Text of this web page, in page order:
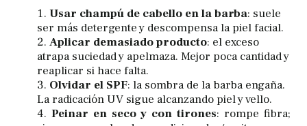
Usar champú de cabello en la barba: suele
ser más detergente y descompensa la piel facial.
Aplicar demasiado producto: el exceso
atrapa suciedad y apelmaza. Mejor poca cantidad y
reaplicar si hace falta.
Olvidar el SPF: la sombra de la barba engaña.
La radicación UV sigue alcanzando piel y vello.
Peinar en seco y con tirones: rompe fibra;